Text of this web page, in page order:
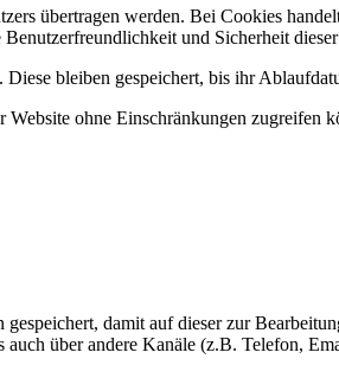
übertragen werden. Bei Cookies
und Sicherheit
bleiben gespeichert, bis ihr
ohne Einschränkungen zugreifen
damit auf dieser zur
über andere Kanäle (z.B. Telefon,